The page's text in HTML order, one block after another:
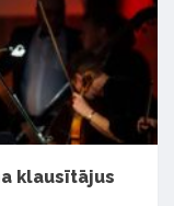
klausītājus